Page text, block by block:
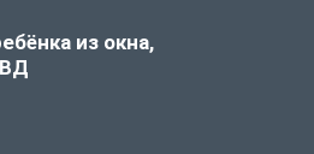
из окна,